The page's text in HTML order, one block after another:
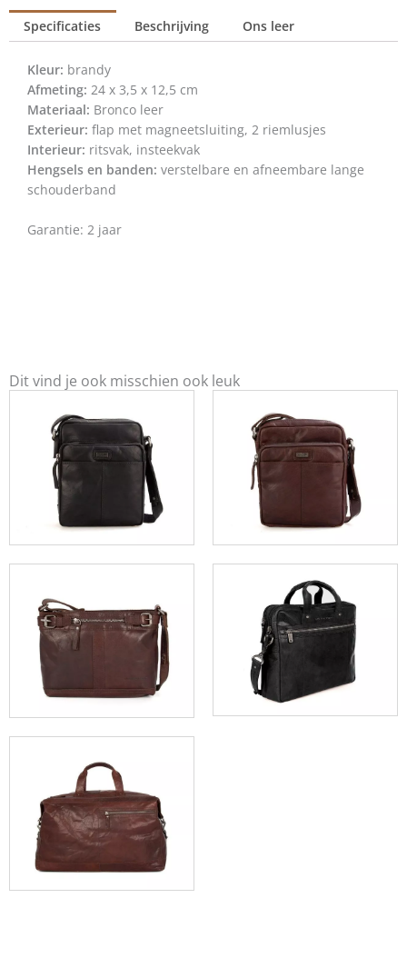
Brandy
aantal
Specificaties Beschrijving Ons leer
Kleur: brandy
Afmeting: 24 x 3,5 x 12,5 cm
Materiaal: Bronco leer
Exterieur: flap met magneetsluiting, 2 riemlusjes
Interieur: ritsvak, insteekvak
Hengsels en banden: verstelbare en afneembare lange
schouderband
Garantie: 2 jaar
Dit vind je ook misschien ook leuk